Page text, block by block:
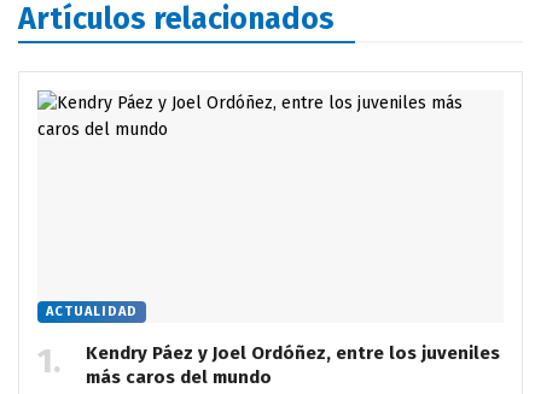
Artículos relacionados
ACTUALIDAD
Kendry Páez y Joel Ordóñez, entre los juveniles
más caros del mundo